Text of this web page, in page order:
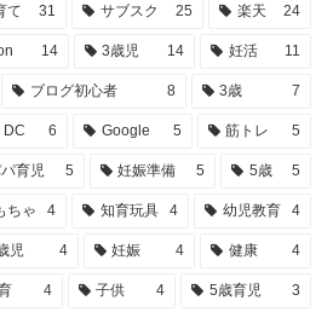
て 31 サブスク 25 楽天 24
14 3歳児 14 妊活 11
ブログ初心者 8 3歳 7
DC 6 Google 5 筋トレ 5
育児 5 妊娠準備 5 5歳 5
ちゃ 4 知育玩具 4 幼児教育 4
児 4 妊娠 4 健康 4
4 子供 4 5歳育児 3